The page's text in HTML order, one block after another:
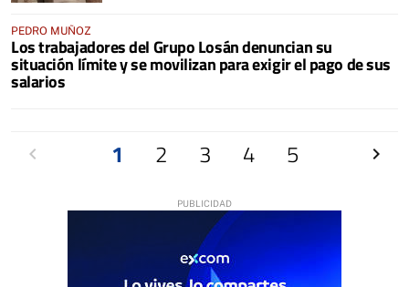
PEDRO MUÑOZ
Los trabajadores del Grupo Losán denuncian su
situación límite y se movilizan para exigir el pago de sus
salarios
1 2 3 4 5